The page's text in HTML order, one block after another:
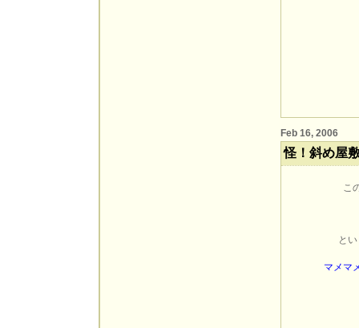
Feb 16, 2006
怪！斜め屋
こ
と
マメマ